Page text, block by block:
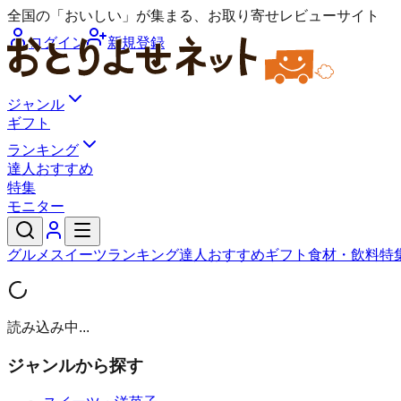
全国の「おいしい」が集まる、お取り寄せレビューサイト
ログイン
新規登録
ジャンル
ギフト
ランキング
達人おすすめ
特集
モニター
グルメ スイーツランキング達人おすすめギフト 食材・飲料特
読み込み中...
ジャンルから探す